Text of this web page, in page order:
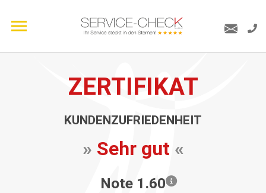
ZERTIFIKAT
KUNDENZUFRIEDENHEIT
» Sehr gut «
Note 1.60